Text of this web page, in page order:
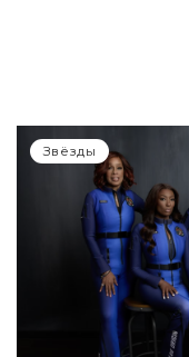
Звёзды